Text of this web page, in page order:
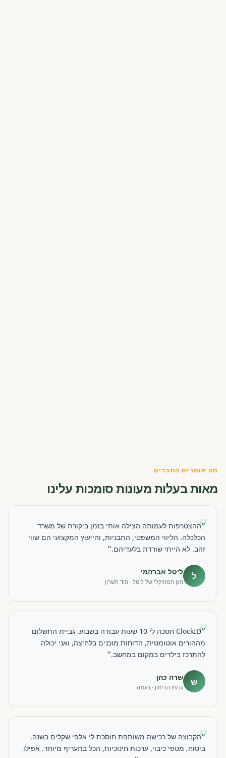
מה אומרים החברים
מאות בעלות מעונות סומכות עלינו
״
״ההצטרפות לעמותה הצילה אותי בזמן ביקורת של משרד
הכלכלה. הליווי המשפטי, התבניות, והייעוץ המקצועי הם שווי
זהב. לא הייתי שורדת בלעדיהם.״
ל ליטל אברהמי
הגן המוזיקלי של ליטל · הוד השרון
״
״ClockID חסכה לי 10 שעות עבודה בשבוע. גביית התשלום
מההורים אוטומטית, הדוחות מוכנים בלחיצה, ואני יכולה
להתרכז בילדים במקום במחשב.״
ש שרה כהן
גן עץ הרימון · רעננה
״
״הקבוצה של רכישה משותפת חוסכת לי אלפי שקלים בשנה.
ביטוח, מטפי כיבוי, ערכות חינוכיות, הכל בתעריף מיוחד. אפילו